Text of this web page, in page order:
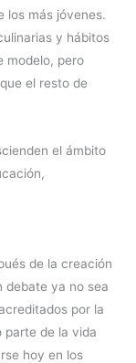
los más jóvenes.
y hábitos
modelo, pero
el resto de
el ámbito
de la creación
debate ya no sea
por la
de la vida
hoy en los